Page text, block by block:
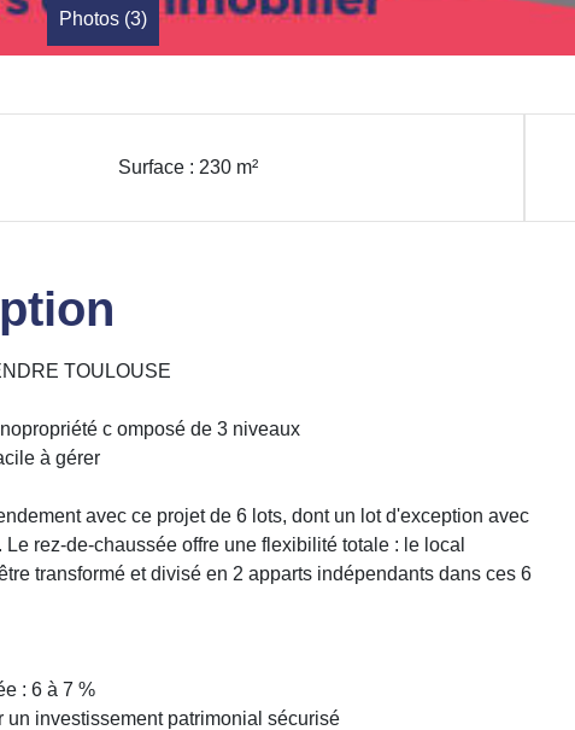
Photos (3)
Surface : 230 m²
TOULOUSE
c omposé de 3 niveaux
à gérer
avec ce projet de 6 lots, dont un lot d'exception avec
rez-de-chaussée offre une flexibilité totale : le local
transformé et divisé en 2 apparts indépendants dans ces 6
: 6 à 7 %
un investissement patrimonial sécurisé